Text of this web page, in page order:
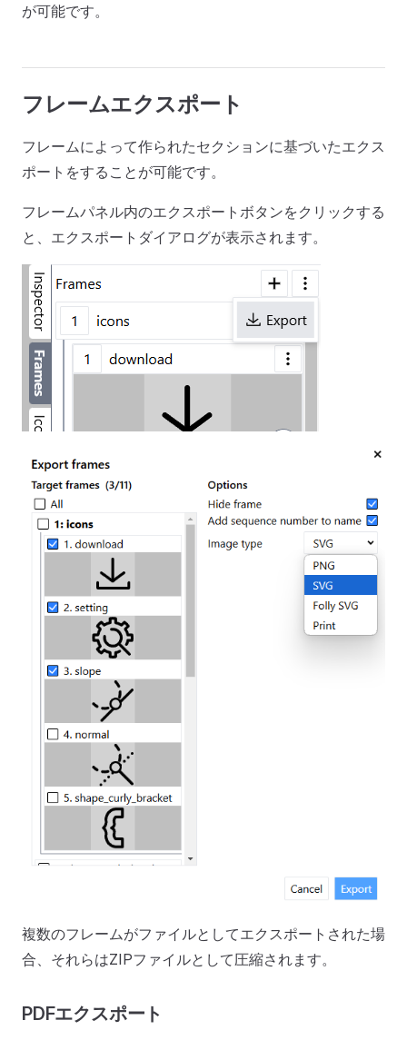
が可能です。
フレームエクスポート
フレームによって作られたセクションに基づいたエクス
ポートをすることが可能です。
フレームパネル内のエクスポートボタンをクリックする
と、エクスポートダイアログが表示されます。
複数のフレームがファイルとしてエクスポートされた場
合、それらはZIPファイルとして圧縮されます。
PDFエクスポート